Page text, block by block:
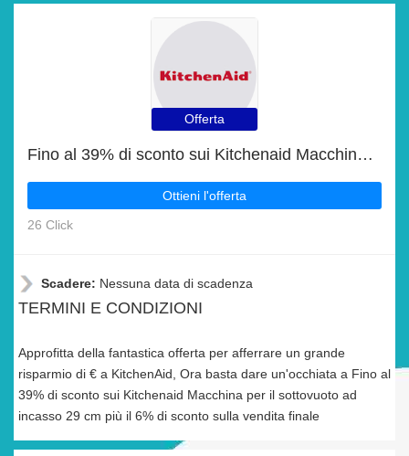
Offerta
Fino al 39% di sconto sui Kitchenaid Macchina per il sottovuoto ad incasso 29 cm più il 6% di sconto sulla vendita finale
Ottieni l'offerta
26 Click
Scadere: Nessuna data di scadenza
TERMINI E CONDIZIONI
Approfitta della fantastica offerta per afferrare un grande
risparmio di € a KitchenAid, Ora basta dare un'occhiata a Fino al
39% di sconto sui Kitchenaid Macchina per il sottovuoto ad
incasso 29 cm più il 6% di sconto sulla vendita finale